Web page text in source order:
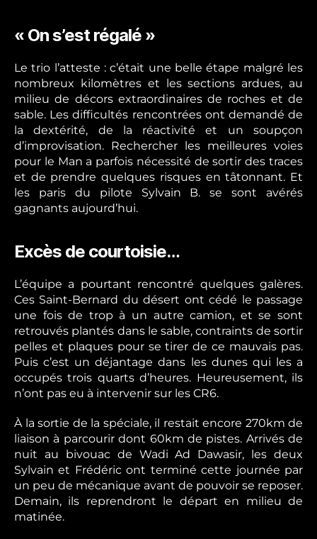
« On s’est régalé »
Le trio l’atteste : c’était une belle étape malgré les
nombreux kilomètres et les sections ardues, au
milieu de décors extraordinaires de roches et de
sable. Les difficultés rencontrées ont demandé de
la dextérité, de la réactivité et un soupçon
d’improvisation. Rechercher les meilleures voies
pour le Man a parfois nécessité de sortir des traces
et de prendre quelques risques en tâtonnant. Et
les paris du pilote Sylvain B. se sont avérés
gagnants aujourd’hui.
Excès de courtoisie…
L’équipe a pourtant rencontré quelques galères.
Ces Saint-Bernard du désert ont cédé le passage
une fois de trop à un autre camion, et se sont
retrouvés plantés dans le sable, contraints de sortir
pelles et plaques pour se tirer de ce mauvais pas.
Puis c’est un déjantage dans les dunes qui les a
occupés trois quarts d’heures. Heureusement, ils
n’ont pas eu à intervenir sur les CR6.
À la sortie de la spéciale, il restait encore 270km de
liaison à parcourir dont 60km de pistes. Arrivés de
nuit au bivouac de Wadi Ad Dawasir, les deux
Sylvain et Frédéric ont terminé cette journée par
un peu de mécanique avant de pouvoir se reposer.
Demain, ils reprendront le départ en milieu de
matinée.